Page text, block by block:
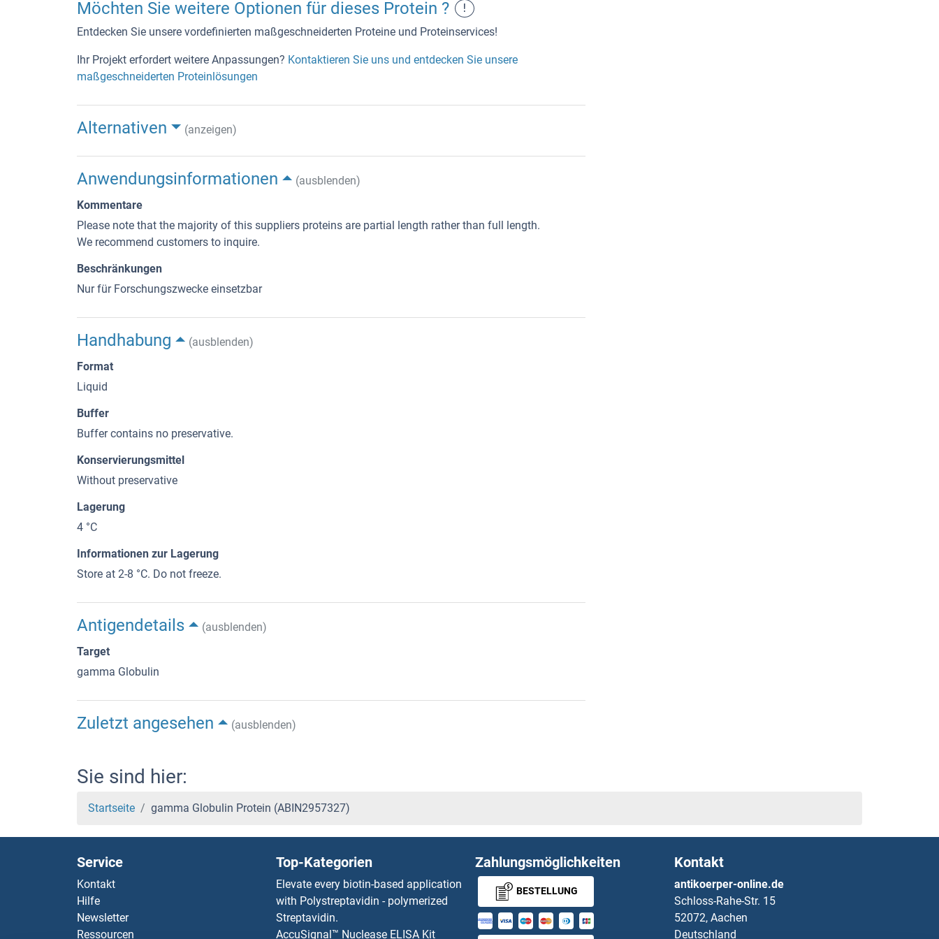
Möchten Sie weitere Optionen für dieses Protein ?
!
Entdecken Sie unsere vordefinierten maßgeschneiderten Proteine und Proteinservices!
Ihr Projekt erfordert weitere Anpassungen? Kontaktieren Sie uns und entdecken Sie unsere
maßgeschneiderten Proteinlösungen
Alternativen (anzeigen)
Anwendungsinformationen
(ausblenden)
Kommentare
Please note that the majority of this suppliers proteins are partial length rather than full length.
We recommend customers to inquire.
Beschränkungen
Nur für Forschungszwecke einsetzbar
Handhabung
(ausblenden)
Format
Liquid
Buffer
Buffer contains no preservative.
Konservierungsmittel
Without preservative
Lagerung
4 °C
Informationen zur Lagerung
Store at 2-8 °C. Do not freeze.
Antigendetails
(ausblenden)
Target
gamma Globulin
Zuletzt angesehen (ausblenden)
Sie sind hier:
Startseite gamma Globulin Protein (ABIN2957327)
Service
Kontakt
Hilfe
Newsletter
Ressourcen
Top-Kategorien
Elevate every biotin-based application
with Polystreptavidin - polymerized
Streptavidin.
AccuSignal™ Nuclease ELISA Kit
Zahlungsmöglichkeiten
BESTELLUNG
Kontakt
antikoerper-online.de
Schloss-Rahe-Str. 15
52072, Aachen
Deutschland